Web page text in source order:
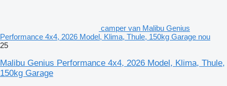
camper van Malibu Genius
Performance 4x4, 2026 Model, Klima, Thule, 150kg Garage nou
25
Malibu Genius Performance 4x4, 2026 Model, Klima, Thule,
150kg Garage